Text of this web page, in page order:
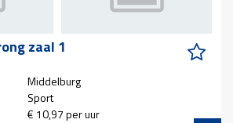
zaal 1
Middelburg
Sport
€ 10,97 per uur